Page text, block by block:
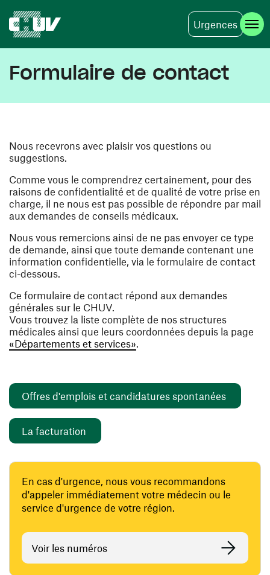
Urgences
Formulaire de contact
Nous recevrons avec plaisir vos questions ou
suggestions.
Comme vous le comprendrez certainement, pour des
raisons de confidentialité et de qualité de votre prise en
charge, il ne nous est pas possible de répondre par mail
aux demandes de conseils médicaux.
Nous vous remercions ainsi de ne pas envoyer ce type
de demande, ainsi que toute demande contenant une
information confidentielle, via le formulaire de contact
ci-dessous.
Ce formulaire de contact répond aux demandes
générales sur le CHUV.
Vous trouvez la liste complète de nos structures
médicales ainsi que leurs coordonnées depuis la page
«Départements et services».
Offres d'emplois et candidatures spontanées
La facturation
En cas d'urgence, nous vous recommandons
d'appeler immédiatement votre médecin ou le
service d'urgence de votre région.
Voir les numéros